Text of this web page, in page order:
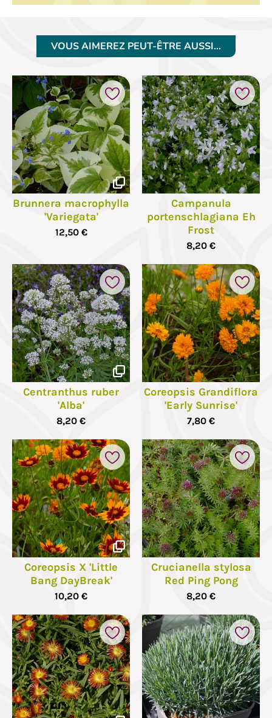
VOUS AIMEREZ PEUT-ÊTRE AUSSI…
Brunnera macrophylla
'Variegata'
12,50 €
Campanula
portenschlagiana Eh
Frost
8,20 €
Centranthus ruber
'Alba'
8,20 €
Coreopsis Grandiflora
'Early Sunrise'
7,80 €
Coreopsis X 'Little
Bang DayBreak'
10,20 €
Crucianella stylosa
Red Ping Pong
8,20 €